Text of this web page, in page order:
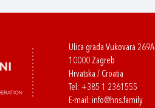
Ulica grada Vukovara 269A
10000 Zagreb
Hrvatska / Croatia
Tel: +385 1 2361555
E-mail: info@hns.family